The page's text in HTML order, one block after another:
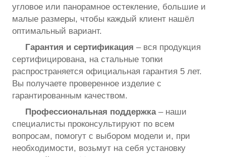
угловое или панорамное остекление, большие и
малые размеры, чтобы каждый клиент нашёл
оптимальный вариант.
Гарантия и сертификация – вся продукция
сертифицирована, на стальные топки
распространяется официальная гарантия 5 лет.
Вы получаете проверенное изделие с
гарантированным качеством.
Профессиональная поддержка– наши
специалисты проконсультируют по всем
вопросам, помогут с выбором модели и, при
необходимости, возьмут на себя установку